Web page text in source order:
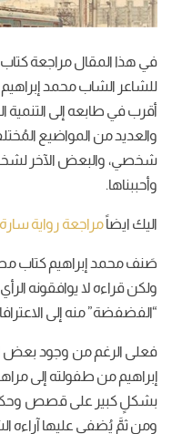
في هذا المقال مراجعة
للشاعر الشاب محمد
أقرب في طابعه إلى التنمية
والعديد من المواضيع
شخصي، والبعض الآخر
وأحببناها.
اليك ايضاًمراجعة رواية سارة
صَنف محمد إبراهيم كتاب
ولكن قراءه لا يوافقونه
“الفضفضة” منه إلى
فعلى الرغم من وجود بعض
إبراهيم من طفولته إلى
بشكلٍ كبير على قصص
ومن ثمَّ يُضفي عليها آراءه